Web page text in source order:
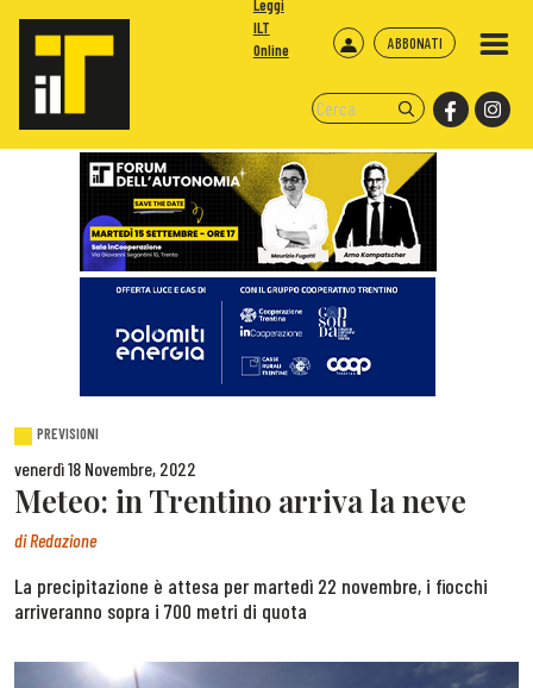
ABBONATI
Leggi
ILT
Online
PREVISIONI
venerdì 18 Novembre, 2022
Meteo: in Trentino arriva la neve
diRedazione
La precipitazione è attesa per martedì 22 novembre, i fiocchi
arriveranno sopra i 700 metri di quota